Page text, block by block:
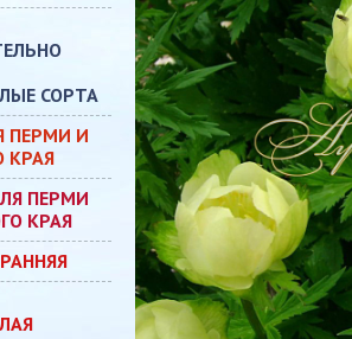
СОРТА
ПЕРМИ И
КРАЯ
ПЕРМИ
КРАЯ